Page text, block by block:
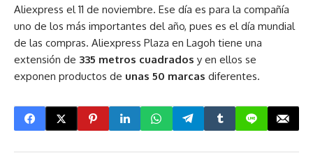
Aliexpress el 11 de noviembre. Ese día es para la compañía
uno de los más importantes del año, pues es el día mundial
de las compras. Aliexpress Plaza en Lagoh tiene una
extensión de 335 metros cuadrados y en ellos se
exponen productos de unas 50 marcas diferentes.